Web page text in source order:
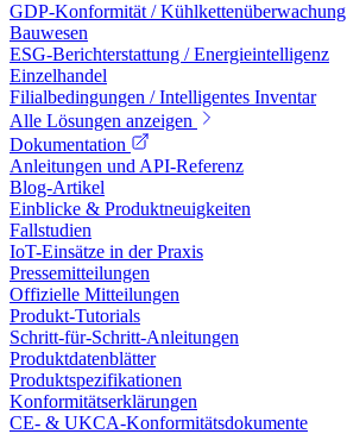
GDP-Konformität / Kühlkettenüberwachung
Bauwesen
ESG-Berichterstattung / Energieintelligenz
Einzelhandel
Filialbedingungen / Intelligentes Inventar
Alle Lösungen anzeigen
Dokumentation
Anleitungen und API-Referenz
Blog-Artikel
Einblicke & Produktneuigkeiten
Fallstudien
IoT-Einsätze in der Praxis
Pressemitteilungen
Offizielle Mitteilungen
Produkt-Tutorials
Schritt-für-Schritt-Anleitungen
Produktdatenblätter
Produktspezifikationen
Konformitätserklärungen
CE- & UKCA-Konformitätsdokumente